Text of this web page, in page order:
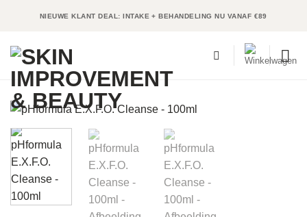
NIEUWE KLANT DEAL: INTAKE + BEHANDELING NU VANAF €89